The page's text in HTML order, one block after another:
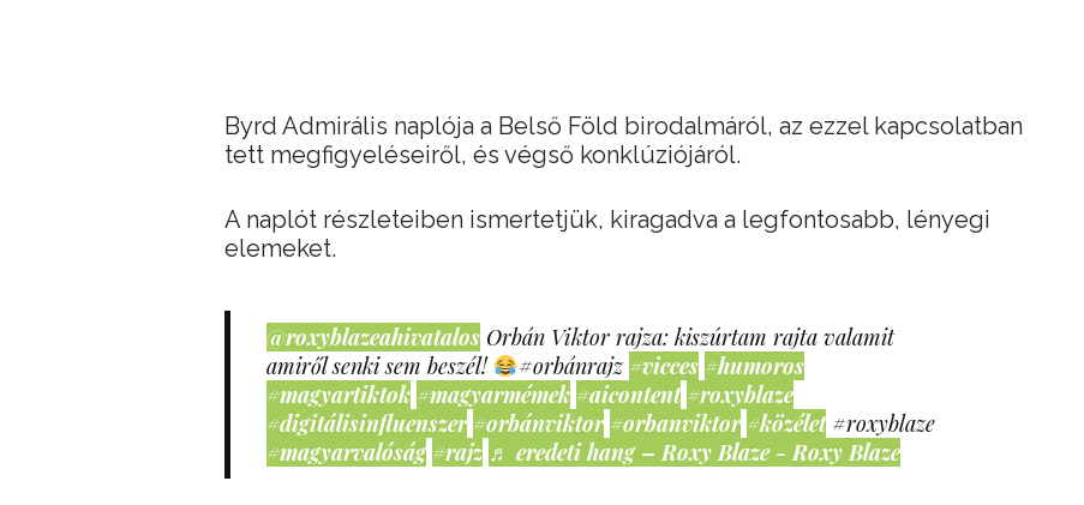
Byrd Admirális naplója a Belső Föld birodalmáról, az ezzel kapcsolatban
tett megfigyeléseiről, és végső konklúziójáról.
A naplót részleteiben ismertetjük, kiragadva a legfontosabb, lényegi
elemeket.
@roxyblazeahivatalos Orbán Viktor rajza: kiszúrtam rajta valamit
amiről senki sem beszél!
#orbánrajz #vicces #humoros
#magyartiktok #magyarmémek #aicontent #roxyblaze
#digitálisinfluenszer #orbánviktor #orbanviktor #közélet #roxyblaze
#magyarvalóság #rajz ♬ eredeti hang – Roxy Blaze - Roxy Blaze